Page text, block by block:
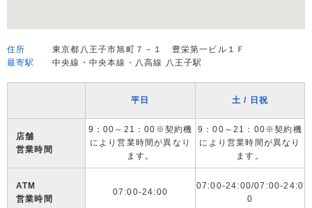
住所
東京都八王子市旭町７－１ 豊栄第一ビル１Ｆ
最寄駅
中央線・中央本線・八高線 八王子駅
平日 土 / 日祝
店舗
営業時間
9：00～21：00※契約機
により営業時間が異なり
ます。
9：00～21：00※契約機
により営業時間が異なり
ます。
ATM
営業時間
07:00-24:00
07:00-24:00/07:00-24:0
0